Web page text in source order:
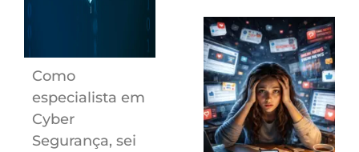
Como
especialista em
Cyber
Segurança, sei